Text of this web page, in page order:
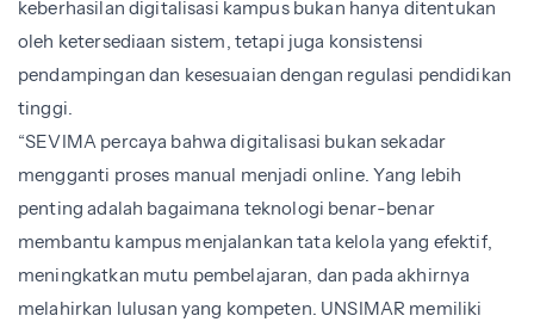
keberhasilan digitalisasi kampus bukan hanya ditentukan
oleh ketersediaan sistem, tetapi juga konsistensi
pendampingan dan kesesuaian dengan regulasi pendidikan
tinggi.
“SEVIMA percaya bahwa digitalisasi bukan sekadar
mengganti proses manual menjadi online. Yang lebih
penting adalah bagaimana teknologi benar-benar
membantu kampus menjalankan tata kelola yang efektif,
meningkatkan mutu pembelajaran, dan pada akhirnya
melahirkan lulusan yang kompeten. UNSIMAR memiliki